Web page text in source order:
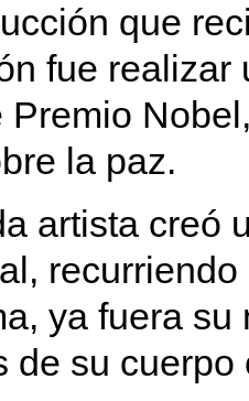
que
fue
Premio
la paz.
artista creó
ya fuera
de su